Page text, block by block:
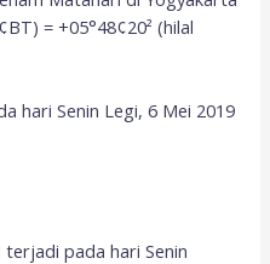
= +05°48¢20² (hilal
hari Senin Legi, 6 Mei 2019
terjadi pada hari Senin